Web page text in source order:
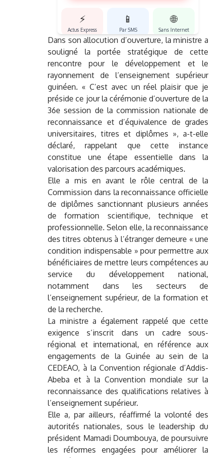
⚡
Actus Express
📱
Par SMS
🌐
Sans Internet
Dans son allocution d’ouverture, la ministre a
souligné la portée stratégique de cette
rencontre pour le développement et le
rayonnement de l’enseignement supérieur
guinéen. « C’est avec un réel plaisir que je
préside ce jour la cérémonie d’ouverture de la
36e session de la commission nationale de
reconnaissance et d’équivalence de grades
universitaires, titres et diplômes », a-t-elle
déclaré, rappelant que cette instance
constitue une étape essentielle dans la
valorisation des parcours académiques.
Elle a mis en avant le rôle central de la
Commission dans la reconnaissance officielle
de diplômes sanctionnant plusieurs années
de formation scientifique, technique et
professionnelle. Selon elle, la reconnaissance
des titres obtenus à l’étranger demeure « une
condition indispensable » pour permettre aux
bénéficiaires de mettre leurs compétences au
service du développement national,
notamment dans les secteurs de
l’enseignement supérieur, de la formation et
de la recherche.
La ministre a également rappelé que cette
exigence s’inscrit dans un cadre sous-
régional et international, en référence aux
engagements de la Guinée au sein de la
CEDEAO, à la Convention régionale d’Addis-
Abeba et à la Convention mondiale sur la
reconnaissance des qualifications relatives à
l’enseignement supérieur.
Elle a, par ailleurs, réaffirmé la volonté des
autorités nationales, sous le leadership du
président Mamadi Doumbouya, de poursuivre
les réformes engagées pour améliorer la